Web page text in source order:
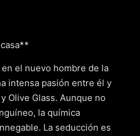
el nuevo hombre de la
intensa pasión entre él y
Olive Glass. Aunque no
la química
La seducción es